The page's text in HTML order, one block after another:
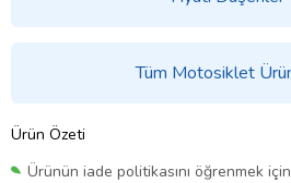
Tüm Motosiklet
Ürün Özeti
Ürünün iade politikasını öğrenmek için